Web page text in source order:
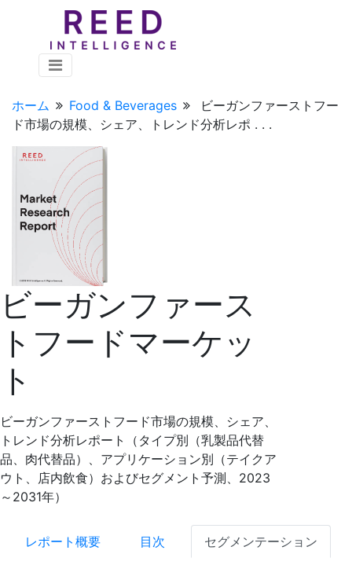
ホーム Food & Beverages
ビーガンファーストフー
ド市場の規模、シェア、トレンド分析レポ . . .
ビーガンファース
トフードマーケッ
ト
ビーガンファーストフード市場の規模、シェア、
トレンド分析レポート（タイプ別（乳製品代替
品、肉代替品）、アプリケーション別（テイクア
ウト、店内飲食）およびセグメント予測、2023
～2031年）
レポート概要 目次 セグメンテーション